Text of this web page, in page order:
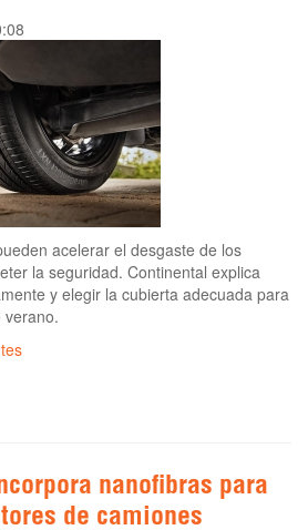
acelerar el desgaste de los
la seguridad. Continental explica
y elegir la cubierta adecuada para
verano.
nanofibras para
de camiones